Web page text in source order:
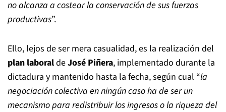
no alcanza a costear la conservación de sus fuerzas
productivas”.
Ello, lejos de ser mera casualidad, es la realización del
plan laboraldeJosé Piñera, implementado durante la
dictadura y mantenido hasta la fecha, según cual “la
negociación colectiva en ningún caso ha de ser un
mecanismo para redistribuir los ingresos o la riqueza del